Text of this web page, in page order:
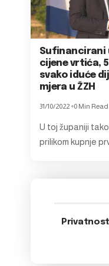
Sufinancirani
cijene vrtića,
svako iduće
mjera u ŽZH
31/10/2022 0 Min Read
U toj županiji
prilikom kupnje